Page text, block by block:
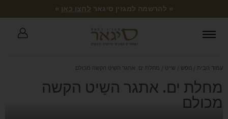
« להרשמה למגזין סיגאר לחצו כאן »
עמוד הבית / נופש / שייט / מחלת ים. אתגר השַיט הקשה מכולם
מחלת ים. אתגר השַיט הקשה
מכולם